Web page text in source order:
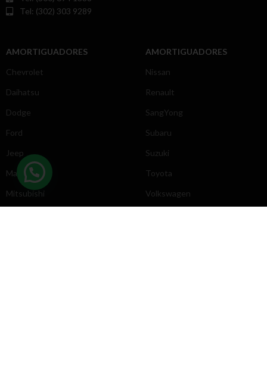
Tel: (302) 303 9289
AMORTIGUADORES
Chevrolet
Daihatsu
Dodge
Ford
Jeep
Mazda
Mitsubishi
AMORTIGUADORES
Nissan
Renault
SangYong
Subaru
Suzuki
Toyota
Volkswagen